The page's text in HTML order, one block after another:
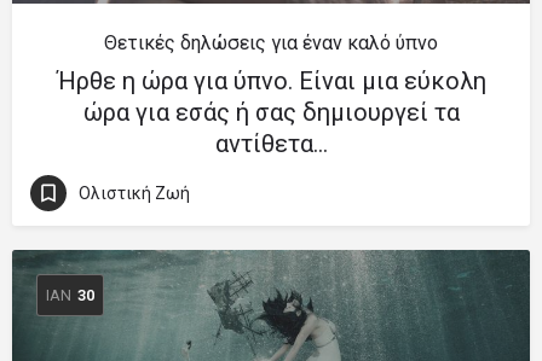
Θετικές δηλώσεις για έναν καλό ύπνο
Ήρθε η ώρα για ύπνο. Είναι μια εύκολη
ώρα για εσάς ή σας δημιουργεί τα
αντίθετα…
Ολιστική Ζωή
ΙΑΝ 30